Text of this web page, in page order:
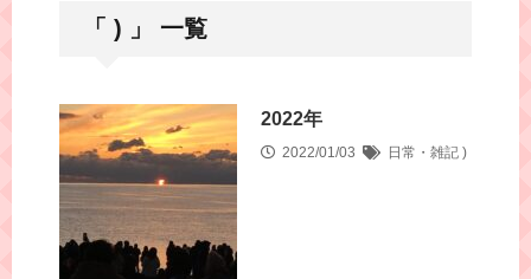
「 ) 」 一覧
2022年
2022/01/03 日常・雑記 )